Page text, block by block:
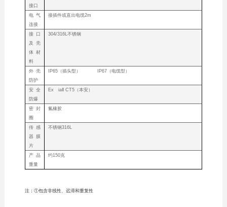
接口
电气
连接
接插件或直出电缆2m
接口
及壳
体材
料
304/316L不锈钢
外壳
防护
IP65（插头型） IP67（电缆型）
安全
防爆
Ex iaⅡ CT5（本安）
密封
圈
氟橡胶
传感
器膜
片
不锈钢316L
产品
重量
约150克
注：①包含非线性、迟滞和重复性